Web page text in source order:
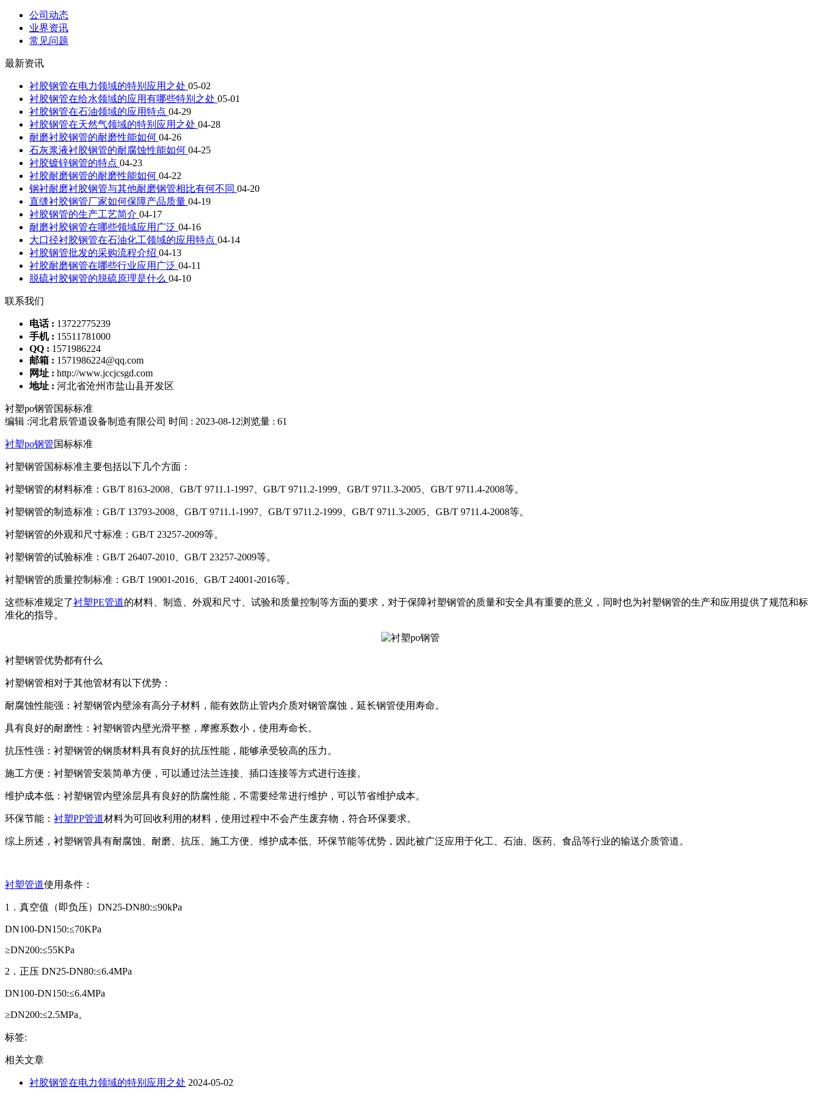
公司动态
业界资讯
常见问题
最新资讯
衬胶钢管在电力领域的特别应用之处 05-02
衬胶钢管在给水领域的应用有哪些特别之处 05-01
衬胶钢管在石油领域的应用特点 04-29
衬胶钢管在天然气领域的特别应用之处 04-28
耐磨衬胶钢管的耐磨性能如何 04-26
石灰浆液衬胶钢管的耐腐蚀性能如何 04-25
衬胶镀锌钢管的特点 04-23
衬胶耐磨钢管的耐磨性能如何 04-22
钢衬耐磨衬胶钢管与其他耐磨钢管相比有何不同 04-20
直缝衬胶钢管厂家如何保障产品质量 04-19
衬胶钢管的生产工艺简介 04-17
耐磨衬胶钢管在哪些领域应用广泛 04-16
大口径衬胶钢管在石油化工领域的应用特点 04-14
衬胶钢管批发的采购流程介绍 04-13
衬胶耐磨钢管在哪些行业应用广泛 04-11
脱硫衬胶钢管的脱硫原理是什么 04-10
联系我们
电话 : 13722775239
手机 : 15511781000
QQ : 1571986224
邮箱 : 1571986224@qq.com
网址 : http://www.jccjcsgd.com
地址 : 河北省沧州市盐山县开发区
衬塑po钢管国标标准
编辑 :河北君辰管道设备制造有限公司 时间 : 2023-08-12浏览量 : 61
衬塑po钢管国标标准
衬塑钢管国标标准主要包括以下几个方面：
衬塑钢管的材料标准：GB/T 8163-2008、GB/T 9711.1-1997、GB/T 9711.2-1999、GB/T 9711.3-2005、GB/T 9711.4-2008等。
衬塑钢管的制造标准：GB/T 13793-2008、GB/T 9711.1-1997、GB/T 9711.2-1999、GB/T 9711.3-2005、GB/T 9711.4-2008等。
衬塑钢管的外观和尺寸标准：GB/T 23257-2009等。
衬塑钢管的试验标准：GB/T 26407-2010、GB/T 23257-2009等。
衬塑钢管的质量控制标准：GB/T 19001-2016、GB/T 24001-2016等。
这些标准规定了衬塑PE管道的材料、制造、外观和尺寸、试验和质量控制等方面的要求，对于保障衬塑钢管的质量和安全具有重要的意义，同时也为衬塑钢管的生产和应用提供了规范和标
准化的指导。
衬塑钢管优势都有什么
衬塑钢管相对于其他管材有以下优势：
耐腐蚀性能强：衬塑钢管内壁涂有高分子材料，能有效防止管内介质对钢管腐蚀，延长钢管使用寿命。
具有良好的耐磨性：衬塑钢管内壁光滑平整，摩擦系数小，使用寿命长。
抗压性强：衬塑钢管的钢质材料具有良好的抗压性能，能够承受较高的压力。
施工方便：衬塑钢管安装简单方便，可以通过法兰连接、插口连接等方式进行连接。
维护成本低：衬塑钢管内壁涂层具有良好的防腐性能，不需要经常进行维护，可以节省维护成本。
环保节能： 衬塑PP管道材料为可回收利用的材料，使用过程中不会产生废弃物，符合环保要求。
综上所述，衬塑钢管具有耐腐蚀、耐磨、抗压、施工方便、维护成本低、环保节能等优势，因此被广泛应用于化工、石油、医药、食品等行业的输送介质管道。
衬塑管道使用条件：
1．真空值（即负压）DN25-DN80:≤90kPa
DN100-DN150:≤70KPa
≥DN200:≤55KPa
2．正压 DN25-DN80:≤6.4MPa
DN100-DN150:≤6.4MPa
≥DN200:≤2.5MPa。
标签:
相关文章
衬胶钢管在电力领域的特别应用之处 2024-05-02